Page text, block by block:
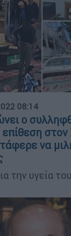
08:14
ο
να
την υγεία